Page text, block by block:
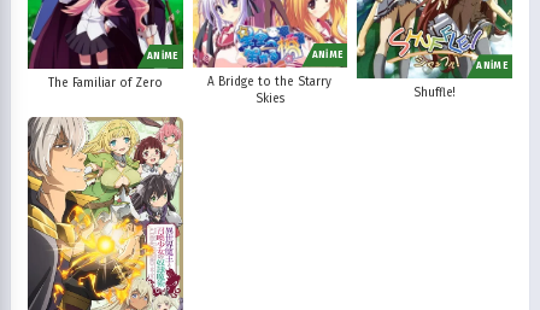
ANİME
The Familiar of Zero
ANİME
A Bridge to the Starry
Skies
ANİME
Shuffle!